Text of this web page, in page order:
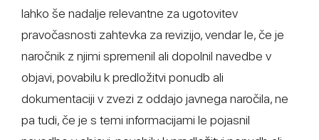
lahko še nadalje relevantne za ugotovitev
pravočasnosti zahtevka za revizijo, vendar le, če je
naročnik z njimi spremenil ali dopolnil navedbe v
objavi, povabilu k predložitvi ponudb ali
dokumentaciji v zvezi z oddajo javnega naročila, ne
pa tudi, če je s temi informacijami le pojasnil